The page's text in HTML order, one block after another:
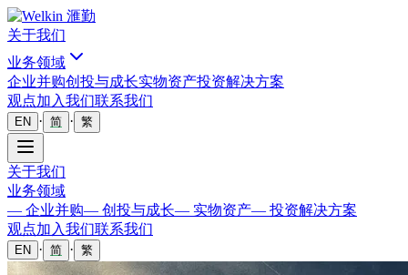
关于我们
业务领域
企业并购创投与成长实物资产投资解决方案
观点加入我们联系我们
EN · 简 · 繁
关于我们
业务领域
— 企业并购— 创投与成长— 实物资产— 投资解决方案
观点加入我们联系我们
EN · 简 · 繁